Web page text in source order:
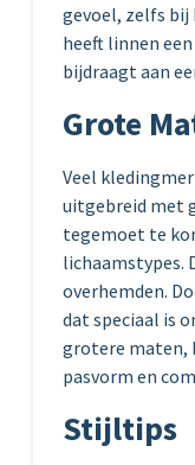
gevoel, zelfs bij
heeft linnen
bijdraagt aan
Grote
Veel
uitgebreid met
tegemoet te
lichaamstypes.
overhemden.
dat speciaal is
grotere maten,
pasvorm en
Stijltips